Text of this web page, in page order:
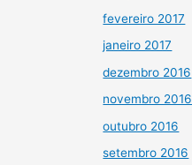
fevereiro 2017
janeiro 2017
dezembro 2016
novembro 2016
outubro 2016
setembro 2016